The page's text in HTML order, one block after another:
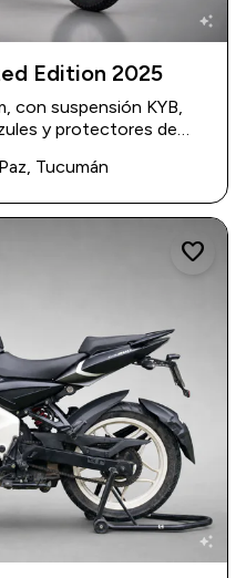
auto_awesome
Edition 2025
con suspensión KYB,
y protectores de
Tucumán
auto_awesome
favorite